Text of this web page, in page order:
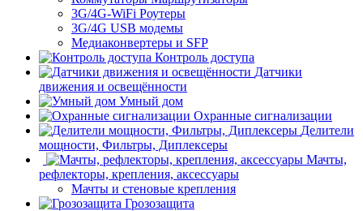
3G/4G-WiFi Роутеры
3G/4G USB модемы
Медиаконвертеры и SFP
Контроль доступа
Датчики
движения и освещённости
Умный дом
Охранные сигнализации
Делители
мощности, Фильтры, Диплексеры
Мачты,
рефлекторы, крепления, аксессуары
Мачты и стеновые крепления
Грозозащита